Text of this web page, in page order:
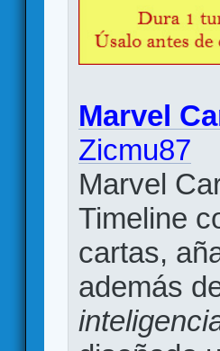
Marvel
Zicmu87
Marvel
Timeline
cartas,
además